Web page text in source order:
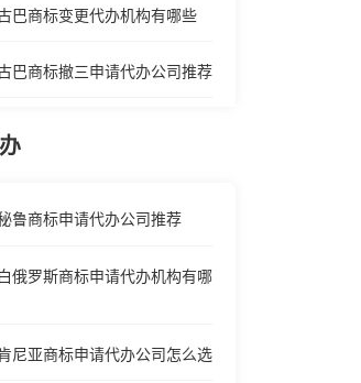
巴商标变更代办机构有哪些
巴商标撤三申请代办公司推荐
鲁商标申请代办公司推荐
俄罗斯商标申请代办机构有哪
尼亚商标申请代办公司怎么选